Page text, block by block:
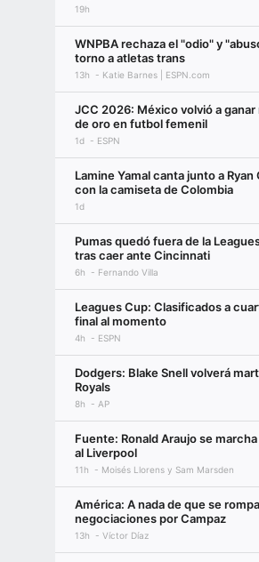
19h
WNPBA rechaza el "odio" y
torno a atletas trans
13h Katie Barnes | ESPN.com
JCC 2026: México volvió a ganar
de oro en futbol femenil
1d ESPN
Lamine Yamal canta junto a Ryan
con la camiseta de Colombia
1d
Pumas quedó fuera de la
tras caer ante Cincinnati
6h Fernando Villa
Leagues Cup: Clasificados a
final al momento
4h ESPN
Dodgers: Blake Snell volverá
Royals
8h AP
Fuente: Ronald Araujo se
al Liverpool
11h Moisés Llorens y Sam Marsden
América: A nada de que se
negociaciones por Campaz
13h Víctor Díaz